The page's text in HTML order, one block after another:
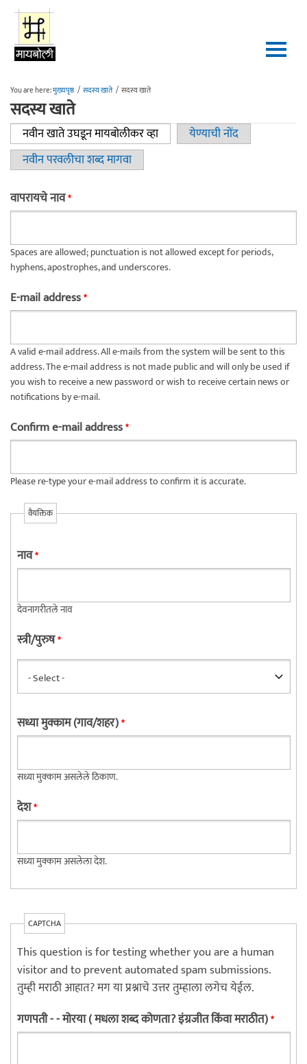
Skip to main content
You are here:मुख्यपृष्ठ / सदस्य खाते / सदस्य खाते
सदस्य खाते
Primary tabs
नवीन खाते उघडून मायबोलीकर व्हा(active tab)येण्याची नोंद
नवीन परवलीचा शब्द मागवा
वापरायचे नाव*
Spaces are allowed; punctuation is not allowed except for periods,
hyphens, apostrophes, and underscores.
E-mail address*
A valid e-mail address. All e-mails from the system will be sent to this
address. The e-mail address is not made public and will only be used if
you wish to receive a new password or wish to receive certain news or
notifications by e-mail.
Confirm e-mail address*
Please re-type your e-mail address to confirm it is accurate.
वैयक्तिक
नाव*
देवनागरीतले नाव
स्त्री/पुरुष*
सध्या मुक्काम (गाव/शहर)*
सध्या मुक्काम असलेले ठिकाण.
देश*
सध्या मुक्काम असलेला देश.
CAPTCHA
This question is for testing whether you are a human
visitor and to prevent automated spam submissions.
तुम्ही मराठी आहात? मग या प्रश्नाचे उत्तर तुम्हाला लगेच येईल.
गणपती - - मोरया ( मधला शब्द कोणता? इंग्रजीत किंवा मराठीत)*